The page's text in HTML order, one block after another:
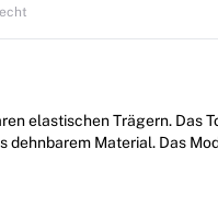
elastischen Trägern. Das
Das Modell ist 172 cm groß und